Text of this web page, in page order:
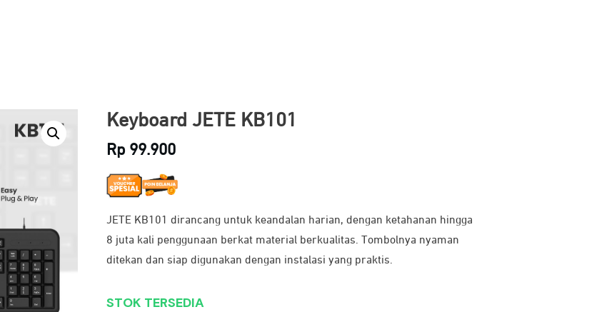
Keyboard JETE KB101
Rp99.900
JETE KB101 dirancang untuk keandalan harian, dengan ketahanan hingga
8 juta kali penggunaan berkat material berkualitas. Tombolnya nyaman
ditekan dan siap digunakan dengan instalasi yang praktis.
STOK TERSEDIA